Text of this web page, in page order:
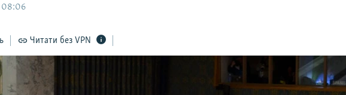
08:06
Читати без VPN